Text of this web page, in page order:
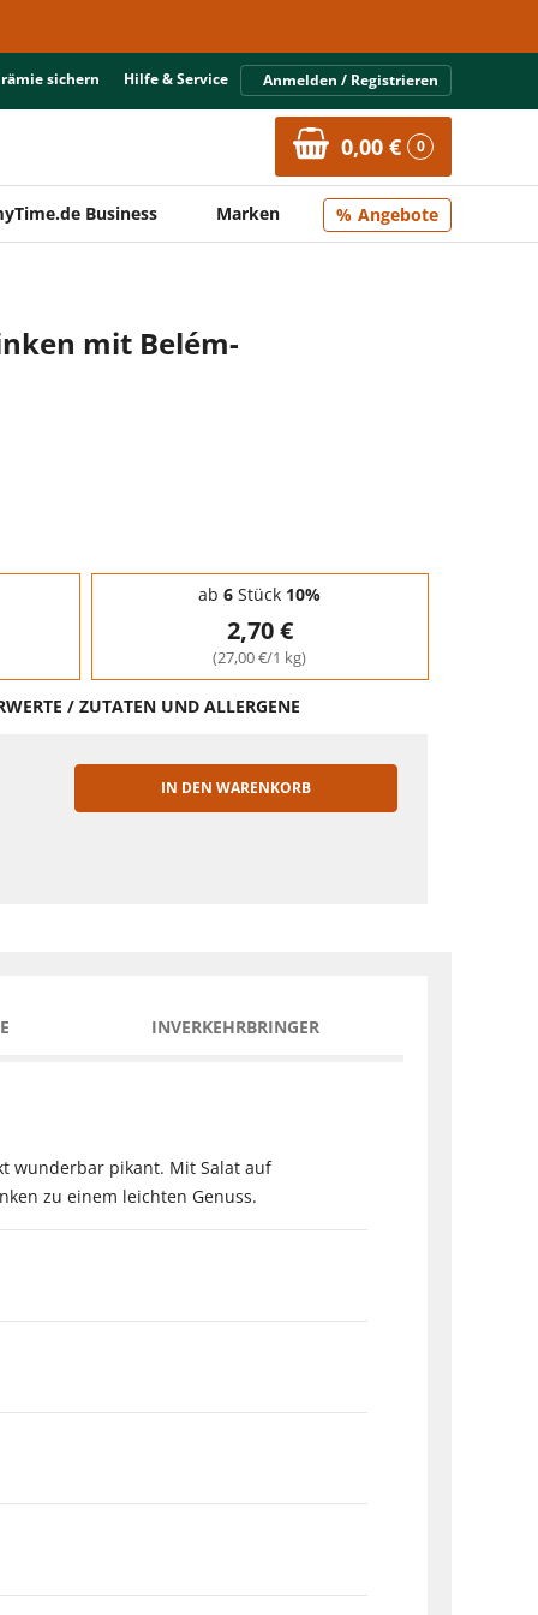
sichern Hilfe & Service Anmelden / Registrieren
0,00 € 0
Business Marken Angebote
mit Belém-
ab 6 Stück 10%
2,70 €
(27,00 €/1 kg)
/ ZUTATEN UND ALLERGENE
IN DEN WARENKORB
INVERKEHRBRINGER
wunderbar pikant. Mit Salat auf
zu einem leichten Genuss.